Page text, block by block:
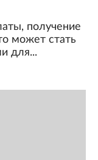
получение
может стать
для...